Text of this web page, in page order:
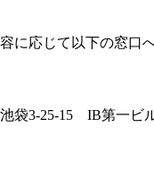
に応じて以下の窓口
25-15 IB第一ビル